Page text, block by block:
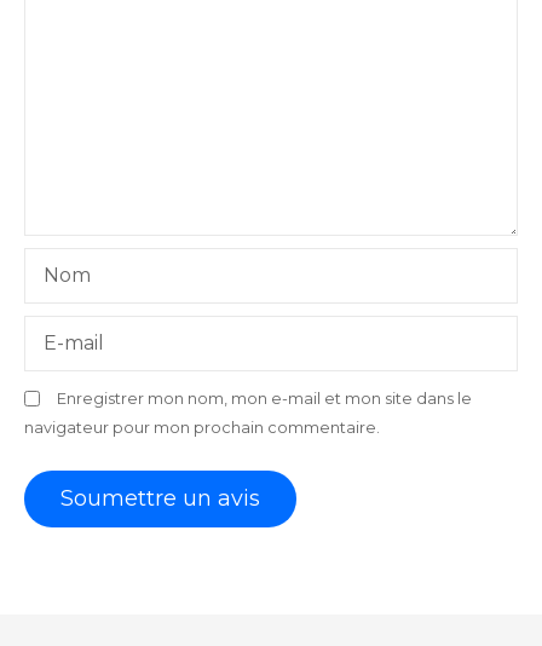
Nom
E-mail
Enregistrer mon nom, mon e-mail et mon site dans le
navigateur pour mon prochain commentaire.